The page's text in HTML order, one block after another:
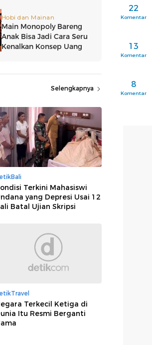
Selengkapnya
Terkini Mahasiswi
yang Depresi Usai 12
Batal Ujian Skripsi
Terkecil Ketiga di
Itu Resmi Berganti
22
Komentar
13
Komentar
8
Komentar